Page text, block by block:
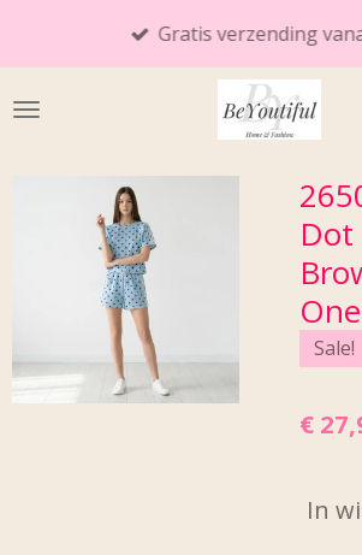
de
Gratis verzending
Dot
Sale!
€
In